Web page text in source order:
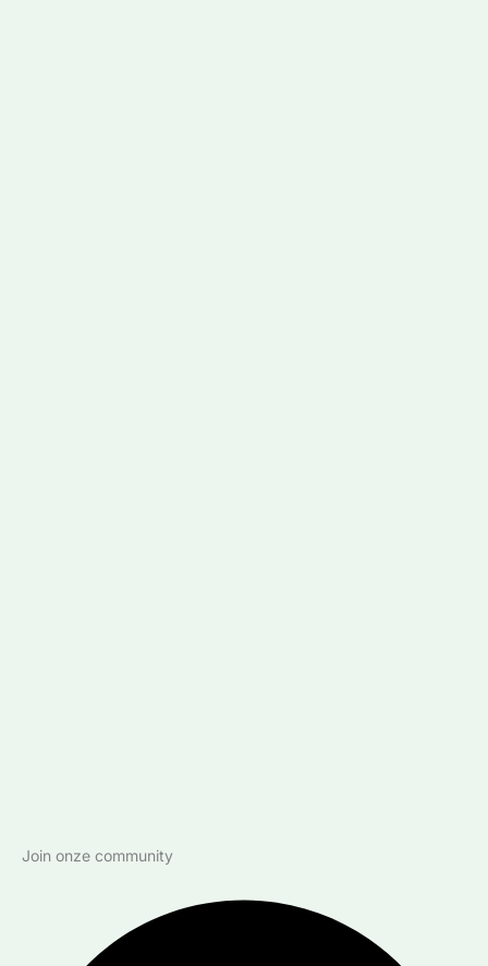
Join onze community